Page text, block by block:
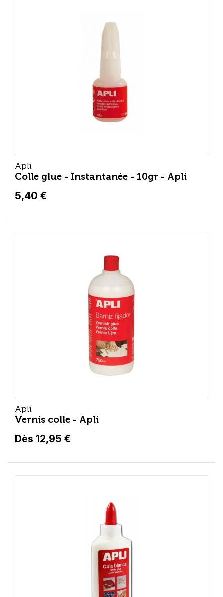
Apli
Colle glue - Instantanée - 10gr - Apli
5,40 €
Apli
Vernis colle - Apli
Dès 12,95 €